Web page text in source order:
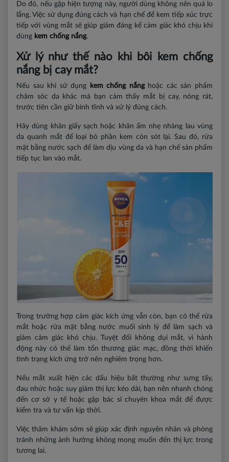
Do đó, nếu gặp hiện tượng này, người dùng không nên quá lo
lắng. Việc sử dụng đúng cách và hạn chế để kem tiếp xúc trực
tiếp với vùng mắt sẽ giúp giảm đáng kể cảm giác khó chịu khi
dùng kem chống nắng.
Xử lý như thế nào khi bôi kem chống
nắng bị cay mắt?
Nếu sau khi sử dụng kem chống nắnghoặc các sản phẩm
chăm sóc da khác mà bạn cảm thấy mắt bị cay, nóng rát,
trước tiên cần giữ bình tĩnh và xử lý đúng cách.
Hãy dùng khăn giấy sạch hoặc khăn ẩm nhẹ nhàng lau vùng
da quanh mắt để loại bỏ phần kem còn sót lại. Sau đó, rửa
mặt bằng nước sạch để làm dịu vùng da và hạn chế sản phẩm
tiếp tục lan vào mắt.
Trong trường hợp cảm giác kích ứng vẫn còn, bạn có thể rửa
mắt hoặc rửa mặt bằng nước muối sinh lý để làm sạch và
giảm cảm giác khó chịu. Tuyệt đối không dụi mắt, vì hành
động này có thể làm tổn thương giác mạc, đồng thời khiến
tình trạng kích ứng trở nên nghiêm trọng hơn.
Nếu mắt xuất hiện các dấu hiệu bất thường như sưng tấy,
đau nhức hoặc suy giảm thị lực kéo dài, bạn nên nhanh chóng
đến cơ sở y tế hoặc gặp bác sĩ chuyên khoa mắt để được
kiểm tra và tư vấn kịp thời.
Việc thăm khám sớm sẽ giúp xác định nguyên nhân và phòng
tránh những ảnh hưởng không mong muốn đến thị lực trong
tương lai.